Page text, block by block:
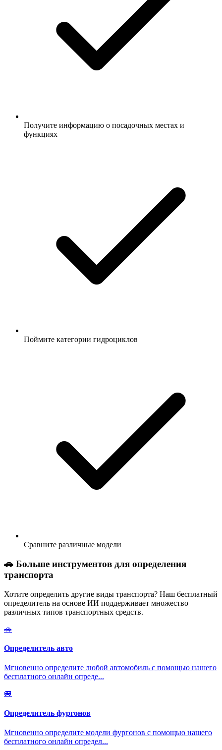
Получите информацию о посадочных местах и
функциях
Поймите категории гидроциклов
Сравните различные модели
🚗 Больше инструментов для определения
транспорта
Хотите определить другие виды транспорта? Наш бесплатный
определитель на основе ИИ поддерживает множество
различных типов транспортных средств.
🚗
Определитель авто
Мгновенно определите любой автомобиль с помощью нашего
бесплатного онлайн опреде...
🚐
Определитель фургонов
Мгновенно определите модели фургонов с помощью нашего
бесплатного онлайн определ...